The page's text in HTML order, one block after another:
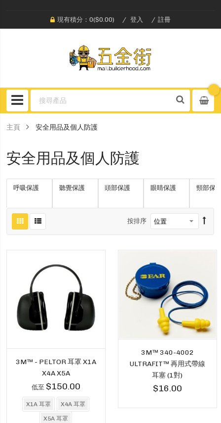
現有積分：0($0.00) 登入 註冊
主頁 安全用品及個人防護
安全用品及個人防護
呼吸保護 聽覺保護 頭部保護 眼睛保護 頸部保
按排序
3M™ - PELTOR 耳罩 X1A
X4A X5A
低至 $150.00
X1A 耳罩 X4A 耳罩
X5A 耳罩
3M™ 340-4002
ULTRAFIT™ 再用式帶線
耳塞 (1對)
$16.00